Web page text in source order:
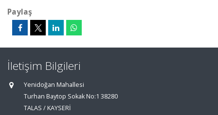
Paylaş
İletişim Bilgileri
Yenidoğan Mahallesi
Turhan Baytop Sokak No:1 38280
TALAS / KAYSERİ